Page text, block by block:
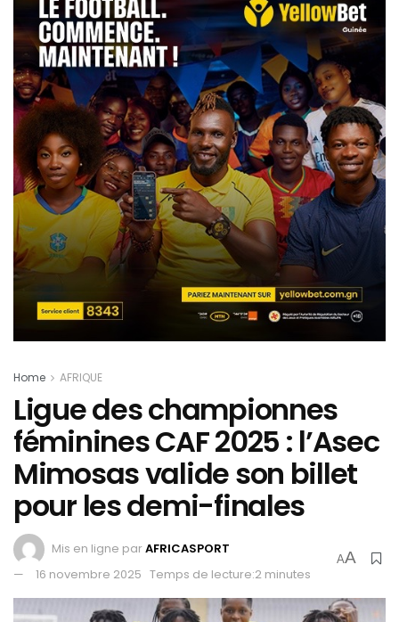
Home AFRIQUE
Ligue des championnes
féminines CAF 2025 : l’Asec
Mimosas valide son billet
pour les demi-finales
Mis en ligne parAFRICASPORT
16 novembre 2025 Temps de lecture:2 minutes
AA